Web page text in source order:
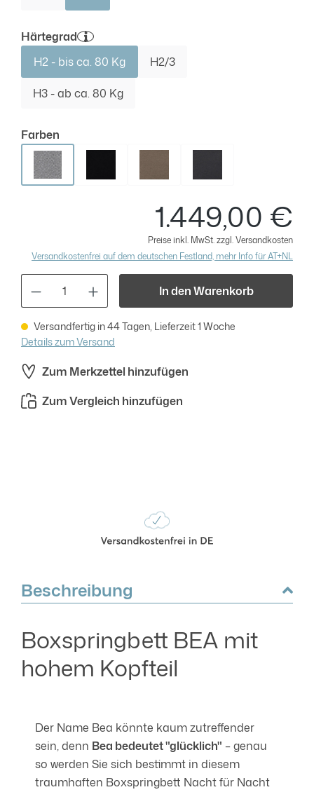
Härtegradauswählen
H2 - bis ca. 80 Kg
H2/3
H3 - ab ca. 80 Kg
Farben
Hellgrau
Produkt Anzahl: Gib den gewünschten
1.449,00 €
Preise inkl. MwSt. zzgl. Versandkosten
Versandkostenfrei auf dem deutschen Festland, mehr Info für AT+NL
In den Warenkorb
Versandfertig in 44 Tagen, Lieferzeit 1 Woche
Details zum Versand
Zum Merkzettel hinzufügen
Zum Vergleich hinzufügen
Beschreibung
Boxspringbett BEA mit
hohem Kopfteil
Der Name Bea könnte kaum zutreffender
sein, denn Bea bedeutet "glücklich" – genau
so werden Sie sich bestimmt in diesem
traumhaften Boxspringbett Nacht für Nacht